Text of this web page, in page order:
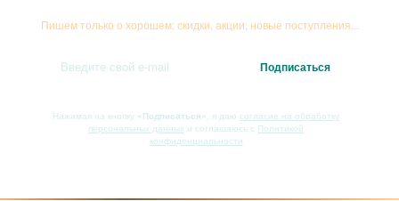
Пишем только о хорошем: скидки, акции, новые поступления...
Нажимая на кнопку «Подписаться» , я даю согласие на обработку
персональных данных и соглашаюсь с Политикой
конфиденциальности